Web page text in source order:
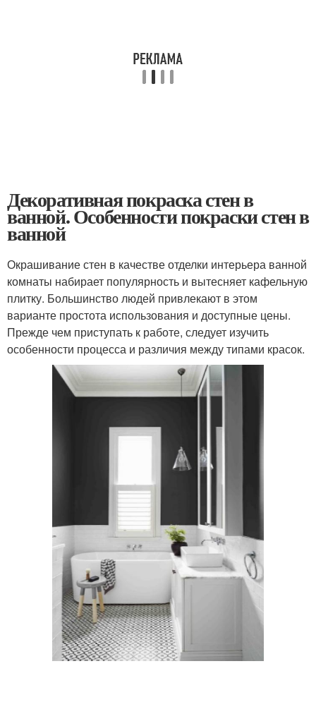
Декоративная покраска стен в
ванной. Особенности покраски стен в
ванной
Окрашивание стен в качестве отделки интерьера ванной
комнаты набирает популярность и вытесняет кафельную
плитку. Большинство людей привлекают в этом
варианте простота использования и доступные цены.
Прежде чем приступать к работе, следует изучить
особенности процесса и различия между типами красок.